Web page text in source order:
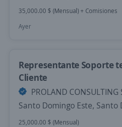
35,000.00 $ (Mensual) + Comisiones
Ayer
Representante Soporte
Cliente
PROLAND CONSULTING
Santo Domingo Este, Santo
25,000.00 $ (Mensual)